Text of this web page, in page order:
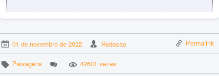
01 de novembro de 2022 Redacao Permalink
Paisagens 42601 vezes